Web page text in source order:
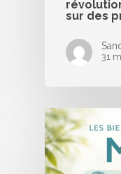
sur des
31